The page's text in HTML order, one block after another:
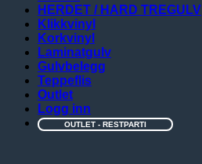
HERDET / HARD TREGULV
Klikkvinyl
Korkvinyl
Laminatgulv
Gulvbelegg
Teppeflis
Outlet
Logg inn
OUTLET - RESTPARTI